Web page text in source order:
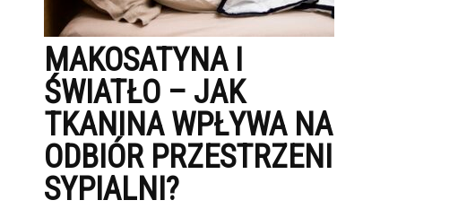
MAKOSATYNA I
ŚWIATŁO – JAK
TKANINA WPŁYWA NA
ODBIÓR PRZESTRZENI
SYPIALNI?